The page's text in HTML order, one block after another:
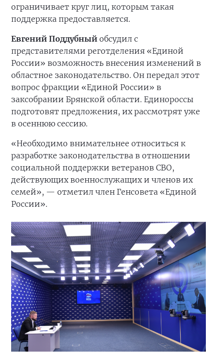
ограничивает круг лиц, которым такая
поддержка предоставляется.
Евгений Поддубный обсудил с
представителями реготделения «Единой
России» возможность внесения изменений в
областное законодательство. Он передал этот
вопрос фракции «Единой России» в
заксобрании Брянской области. Единороссы
подготовят предложения, их рассмотрят уже
в осеннюю сессию.
«Необходимо внимательнее относиться к
разработке законодательства в отношении
социальной поддержки ветеранов СВО,
действующих военнослужащих и членов их
семей», — отметил член Генсовета «Единой
России».